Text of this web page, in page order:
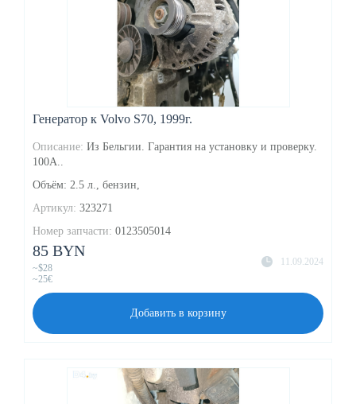
Генератор к Volvo S70, 1999г.
Описание: Из Бельгии. Гарантия на установку и проверку.
100A..
Объём: 2.5 л., бензин,
Артикул: 323271
Номер запчасти: 0123505014
11.09.2024
85 BYN
~$28
~25€
Добавить в корзину